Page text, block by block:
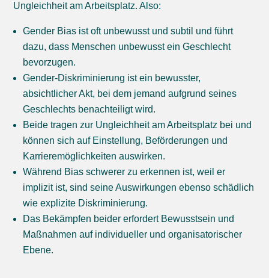
Ungleichheit am Arbeitsplatz. Also:
Gender Bias ist oft unbewusst und subtil und führt
dazu, dass Menschen unbewusst ein Geschlecht
bevorzugen.
Gender-Diskriminierung ist ein bewusster,
absichtlicher Akt, bei dem jemand aufgrund seines
Geschlechts benachteiligt wird.
Beide tragen zur Ungleichheit am Arbeitsplatz bei und
können sich auf Einstellung, Beförderungen und
Karrieremöglichkeiten auswirken.
Während Bias schwerer zu erkennen ist, weil er
implizit ist, sind seine Auswirkungen ebenso schädlich
wie explizite Diskriminierung.
Das Bekämpfen beider erfordert Bewusstsein und
Maßnahmen auf individueller und organisatorischer
Ebene.